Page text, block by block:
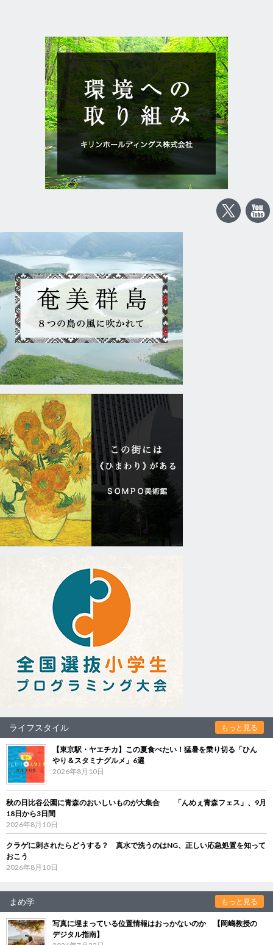
ライフスタイル もっと見る
【東京駅・ヤエチカ】この夏食べたい！猛暑を乗り切る「ひん
やり＆スタミナグルメ」6選
2026年8月10日
秋の日比谷公園に青森のおいしいものが大集合 「んめぇ青森フェス」、9月
18日から3日間
2026年8月10日
クラゲに刺されたらどうする？ 真水で洗うのはNG、正しい応急処置を知って
おこう
2026年8月10日
まめ学 もっと見る
写真に埋まっている位置情報はおっかないのか 【岡嶋教授の
デジタル指南】